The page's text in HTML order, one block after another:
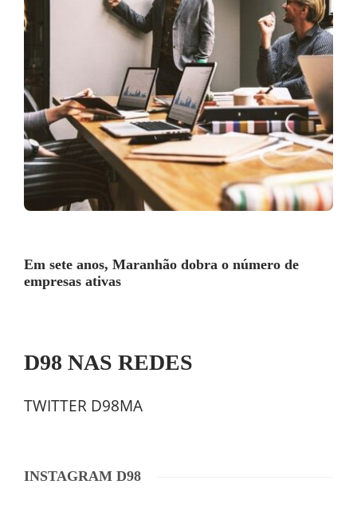
Em sete anos, Maranhão dobra o número de
empresas ativas
D98 NAS REDES
TWITTER D98MA
INSTAGRAM D98